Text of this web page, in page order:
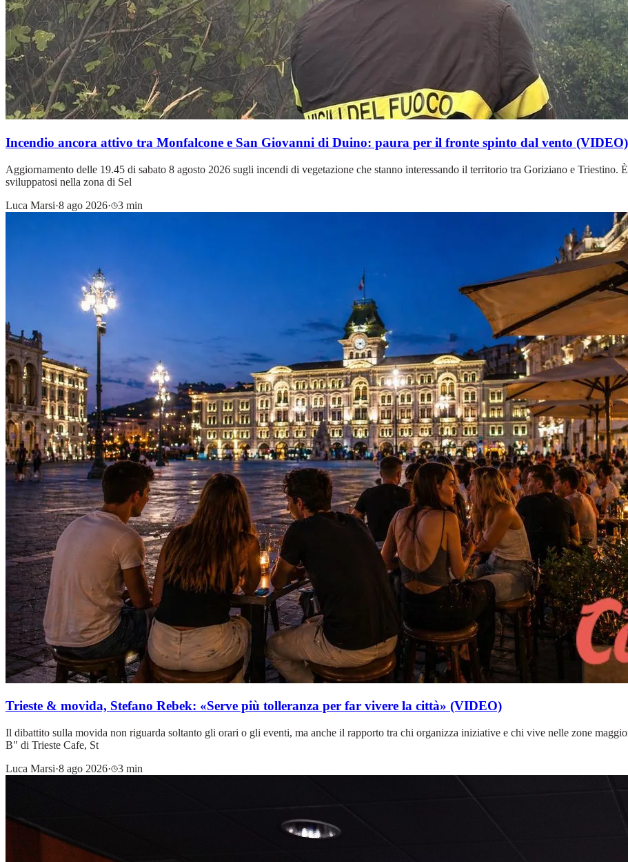
Incendio ancora attivo tra Monfalcone e San Giovanni di Duino: paura per il fronte spinto dal vento (VIDEO)
Aggiornamento delle 19.45 di sabato 8 agosto 2026 sugli incendi di vegetazione che stanno interessando il territorio tra Goriziano e Triestino.
sviluppatosi nella zona di Sel
Luca Marsi·8 ago 2026· 3 min
Trieste & movida, Stefano Rebek: «Serve più tolleranza per far vivere la città» (VIDEO)
Il dibattito sulla movida non riguarda soltanto gli orari o gli eventi, ma anche il rapporto tra chi organizza iniziative e chi vive nelle zone
B" di Trieste Cafe, St
Luca Marsi·8 ago 2026· 3 min